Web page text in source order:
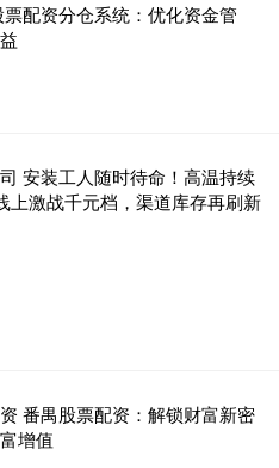
配资分仓系统：优化资金管
安装工人随时待命！高温持续
上激战千元档，渠道库存再刷新
番禺股票配资：解锁财富新密
增值